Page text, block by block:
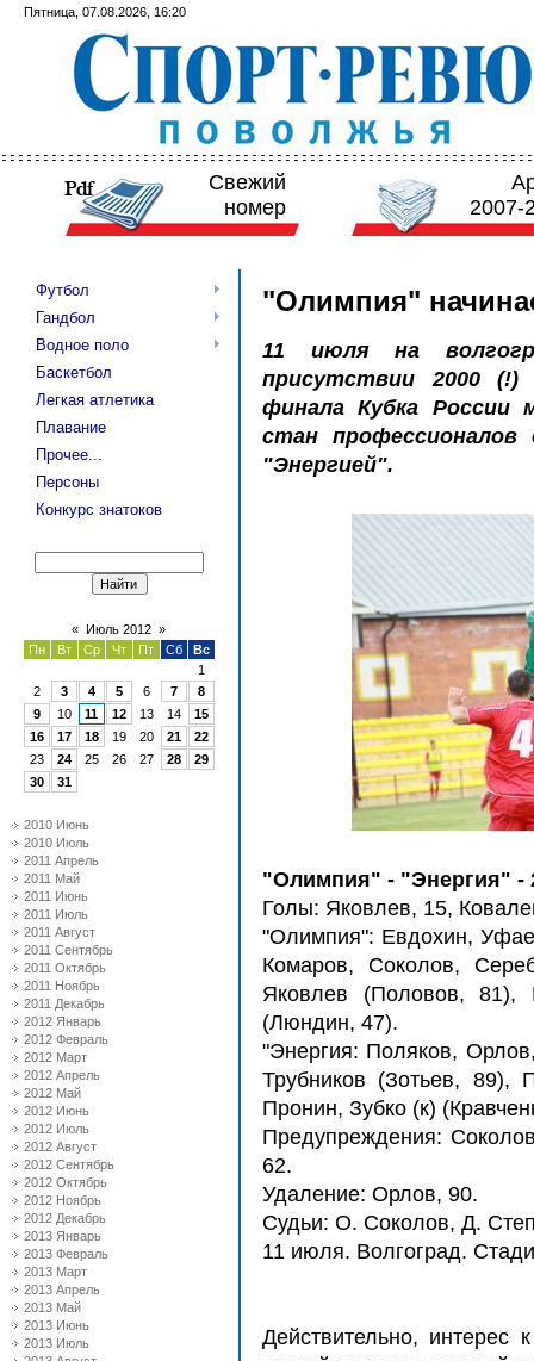
Пятница, 07.08.2026, 16:20
Свежий
номер
2007-
Футбол
Гандбол
Водное поло
Баскетбол
Легкая атлетика
Плавание
Прочее...
Персоны
Конкурс знатоков
« Июль 2012 »
Пн
Вт Ср Чт Пт Сб
Вс
1
2
3 4 5 6 7
8
9
10 11 12 13 14
15
16
17 18 19 20 21
22
23
24 25 26 27 28
29
30
31
2010 Июнь
2010 Июль
2011 Апрель
2011 Май
2011 Июнь
2011 Июль
2011 Август
2011 Сентябрь
2011 Октябрь
2011 Ноябрь
2011 Декабрь
2012 Январь
2012 Февраль
2012 Март
2012 Апрель
2012 Май
2012 Июнь
2012 Июль
2012 Август
2012 Сентябрь
2012 Октябрь
2012 Ноябрь
2012 Декабрь
2013 Январь
2013 Февраль
2013 Март
2013 Апрель
2013 Май
2013 Июнь
2013 Июль
"Олимпия"
11 июля на
присутствии 2000 (!)
финала Кубка России
стан
"Энергией".
"Олимпия" - "Энергия" -
Голы: Яковлев, 15,
"Олимпия": Евдохин,
Комаров, Соколов,
Яковлев (Половов, 81),
(Люндин, 47).
"Энергия: Поляков,
Трубников (Зотьев, 89),
Пронин, Зубко (к)
Предупреждения:
62.
Удаление: Орлов, 90.
Судьи: О. Соколов, Д.
11 июля. Волгоград.
Действительно, интерес